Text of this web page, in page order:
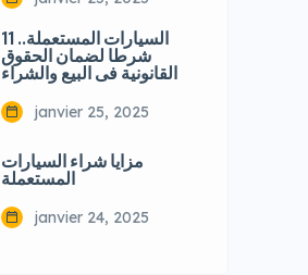
السيارات المستعملة.. 11
شرطا لضمان الحقوق
القانونية فى البيع والشراء
janvier 25, 2025
مزايا شراء السيارات
المستعملة
janvier 24, 2025